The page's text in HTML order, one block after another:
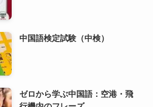
中国語検定試験（中検）
ゼロから学ぶ中国語：空港・飛